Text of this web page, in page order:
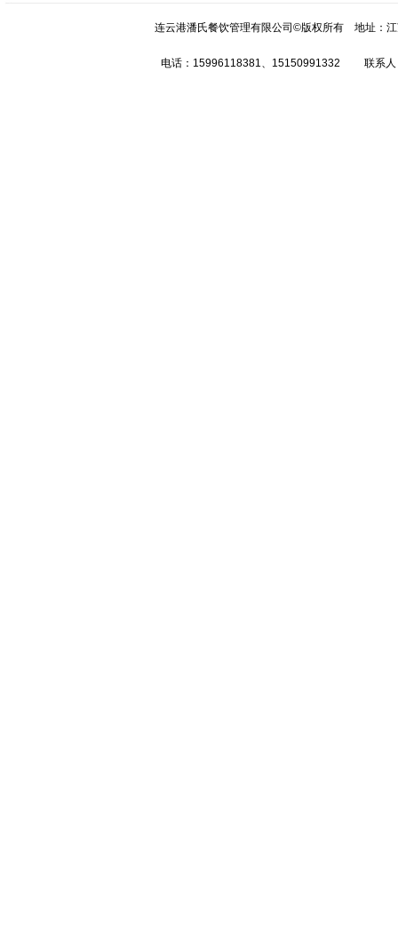
连云港潘氏餐饮管理有限公司©版权所有 地址：
电话：15996118381、15150991332 联系人